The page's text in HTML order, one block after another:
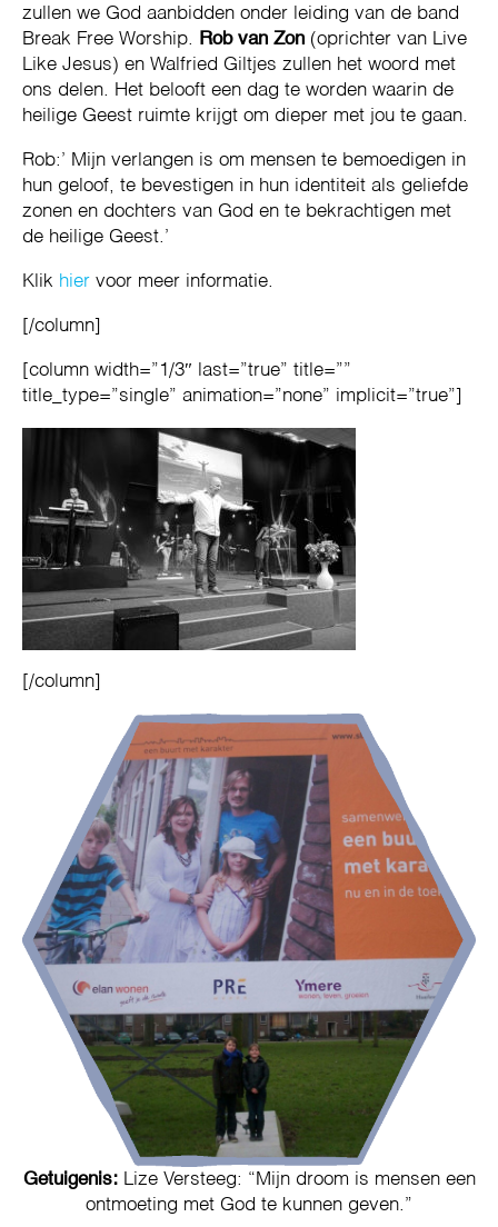
zullen we God aanbidden onder leiding van de band
Break Free Worship. Rob van Zon (oprichter van Live
Like Jesus) en Walfried Giltjes zullen het woord met
ons delen. Het belooft een dag te worden waarin de
heilige Geest ruimte krijgt om dieper met jou te gaan.
Rob:’ Mijn verlangen is om mensen te bemoedigen in
hun geloof, te bevestigen in hun identiteit als geliefde
zonen en dochters van God en te bekrachtigen met
de heilige Geest.’
Klik hier voor meer informatie.
[/column]
[column width=”1/3″ last=”true” title=””
title_type=”single” animation=”none” implicit=”true”]
[/column]
Getuigenis: Lize Versteeg: “Mijn droom is mensen een
ontmoeting met God te kunnen geven.”